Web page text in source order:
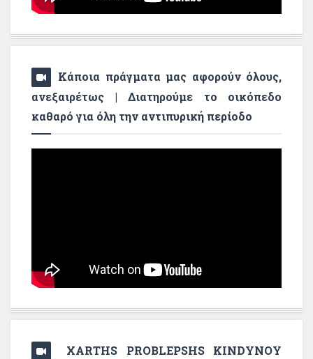
Κάποια πράγματα μας αφορούν όλους,
ανεξαιρέτως | Διατηρούμε το οικόπεδο
καθαρό για όλη την αντιπυρική περίοδο
XARTHS PROBLEPSHS KINDYNOY